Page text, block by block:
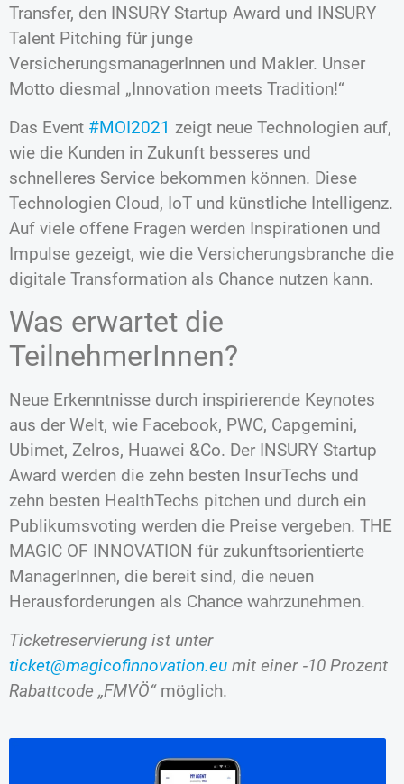
Transfer, den INSURY Startup Award und INSURY
Talent Pitching für junge
VersicherungsmanagerInnen und Makler. Unser
Motto diesmal „Innovation meets Tradition!“
Das Event #MOI2021 zeigt neue Technologien auf,
wie die Kunden in Zukunft besseres und
schnelleres Service bekommen können. Diese
Technologien Cloud, IoT und künstliche Intelligenz.
Auf viele offene Fragen werden Inspirationen und
Impulse gezeigt, wie die Versicherungsbranche die
digitale Transformation als Chance nutzen kann.
Was erwartet die
TeilnehmerInnen?
Neue Erkenntnisse durch inspirierende Keynotes
aus der Welt, wie Facebook, PWC, Capgemini,
Ubimet, Zelros, Huawei &Co. Der INSURY Startup
Award werden die zehn besten InsurTechs und
zehn besten HealthTechs pitchen und durch ein
Publikumsvoting werden die Preise vergeben. THE
MAGIC OF INNOVATION für zukunftsorientierte
ManagerInnen, die bereit sind, die neuen
Herausforderungen als Chance wahrzunehmen.
Ticketreservierung ist unter
ticket@magicofinnovation.eu mit einer ‑10 Prozent
Rabattcode „FMVÖ“möglich.